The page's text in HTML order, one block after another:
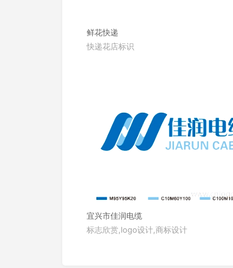
鲜花快递
快递花店标识
宜兴市佳润电缆
标志欣赏,logo设计,商标设计